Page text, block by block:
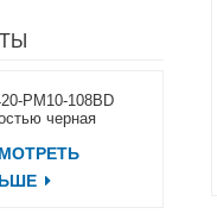
PM10-108BD
черная
Вт